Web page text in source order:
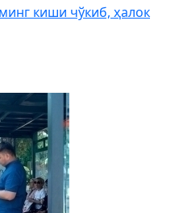
киши чўкиб, ҳалок